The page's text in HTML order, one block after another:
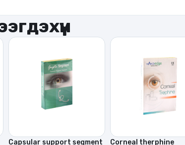
Capsular support segment Corneal therphine